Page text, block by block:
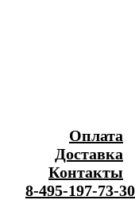
Оплата
Доставка
Контакты
8-495-197-73-30